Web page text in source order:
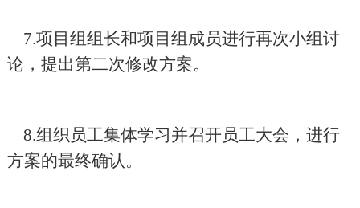
7.项目组组长和项目组成员进行再次小组讨
论，提出第二次修改方案。
8.组织员工集体学习并召开员工大会，进行
方案的最终确认。